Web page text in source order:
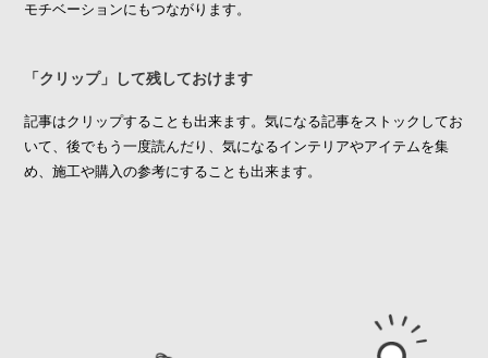
モチベーションにもつながります。
「クリップ」して残しておけます
記事はクリップすることも出来ます。気になる記事をストックしてお
いて、後でもう一度読んだり、気になるインテリアやアイテムを集
め、施工や購入の参考にすることも出来ます。